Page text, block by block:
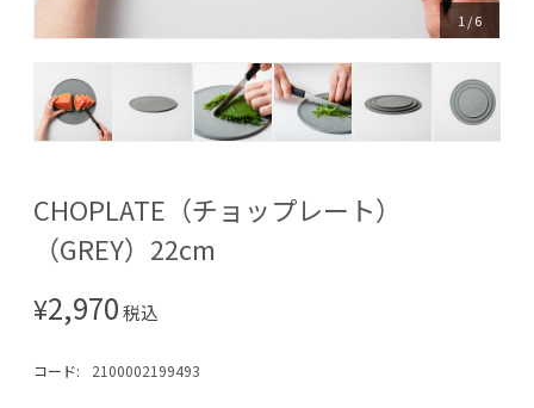
1 /6
CHOPLATE（チョップレート）
（GREY）22cm
¥2,970税込
コード: 2100002199493